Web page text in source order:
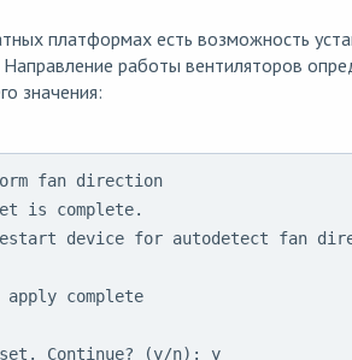
платформах есть возможность
Направление работы вентиляторов
значения:
fan direction
is complete.
device for autodetect fan
complete
Continue? (y/n): y